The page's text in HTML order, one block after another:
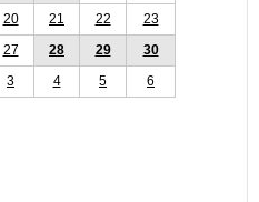
20 21 22
23
27 28 29
30
3 4 5 6